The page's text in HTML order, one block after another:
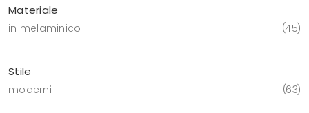
Materiale
in melaminico 45
Stile
moderni 63